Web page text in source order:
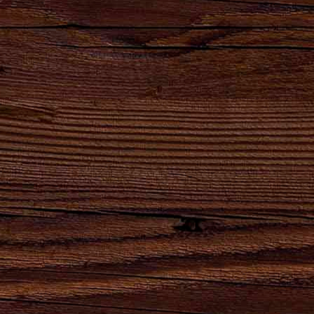
02.05.2018
Новая акция "Великолепная Пятерка"
#Великолепная5
Наше сообщество постоянно растёт, за что
мы очень благодарны нашим подписчикам!
Впереди важный рубеж в 5000 подписчиков и
мы хотим пройти его вместе с вами!